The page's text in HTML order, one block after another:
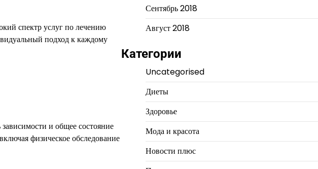
спектр услуг по лечению
подход к каждому
и общее состояние
физическое обследование
Сентябрь 2018
Август 2018
Категории
Uncategorised
Диеты
Здоровье
Мода и красота
Новости плюс